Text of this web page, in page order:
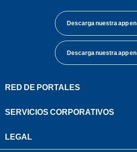
Descarga nuestra app en
Descarga nuestra app en
RED DE PORTALES
SERVICIOS CORPORATIVOS
LEGAL